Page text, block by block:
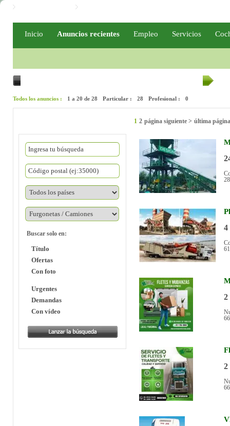
Inicio Anuncios recientes Empleo Servicios
Todos los anuncios : 1 a 20 de 28 Particular : 28 Profesional : 0
1 2 página siguiente > última
4
2
2
Buscar solo en:
Título
Ofertas
Con foto
Urgentes
Demandas
Con vídeo